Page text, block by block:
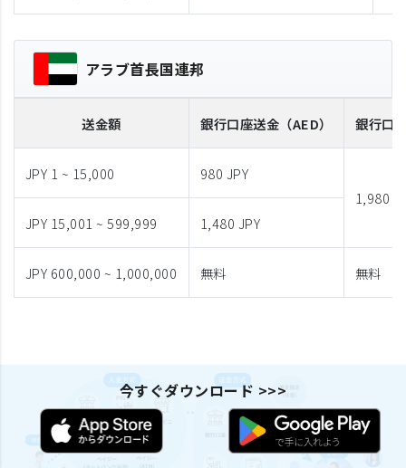
アラブ首長国連邦
送金額 銀行口座送金 （AED） 銀行口
JPY 1 ~ 15,000
980 JPY
1,980
JPY 15,001 ~ 599,999
1,480 JPY
JPY 600,000 ~ 1,000,000 無料 無料
今すぐダウンロード >>>